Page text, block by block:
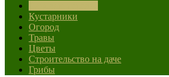
Кустарники
Огород
Травы
Цветы
Строительство на даче
Грибы